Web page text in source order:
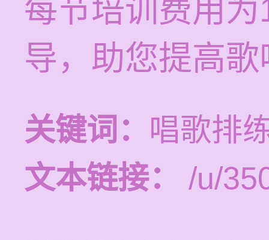
每节培训费用
导，助您提高
关键词： 唱歌排
文本链接：
/u/